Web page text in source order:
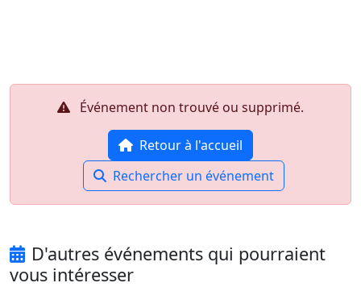
Événement non trouvé ou supprimé.
Retour à l'accueil
Rechercher un événement
D'autres événements qui pourraient
vous intéresser